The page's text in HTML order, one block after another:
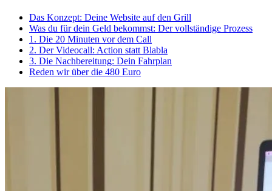
Das Konzept: Deine Website auf den Grill
Was du für dein Geld bekommst: Der vollständige Prozess
1. Die 20 Minuten vor dem Call
2. Der Videocall: Action statt Blabla
3. Die Nachbereitung: Dein Fahrplan
Reden wir über die 480 Euro